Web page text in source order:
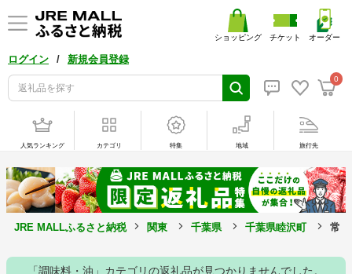
ログイン / 新規会員登録
0
ショッピング チケット オーダー
人気ランキング カテゴリ 特集 地域 旅行先
JRE MALLふるさと納税 関東 千葉県 千葉県睦沢町 常
「調味料・油」カテゴリの返礼品が見つかりませんでした。